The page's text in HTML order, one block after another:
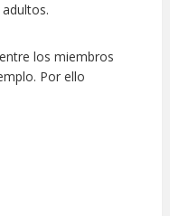
los miembros
Por ello